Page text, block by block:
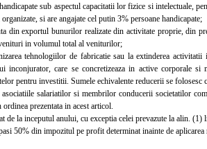
sub aspectul capacitatii lor fizice si intelectuale,
si are angajate cel putin 3% persoane handicapate;
exportul bunurilor realizate din activitate proprie, din
in volumul total al veniturilor;
tehnologiilor de fabricatie sau la extinderea
care se concretizeaza in active corporale si
pentru investitii. Sumele echivalente reducerii se folosesc
salariatilor si membrilor conducerii societatilor
prezentata in acest articol.
la inceputul anului, cu exceptia celei prevazute la alin. (1)
50% din impozitul pe profit determinat inainte de aplicarea